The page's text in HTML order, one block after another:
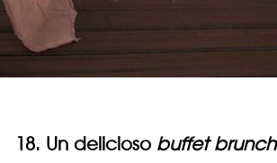
18. Un delicioso buffet brunch